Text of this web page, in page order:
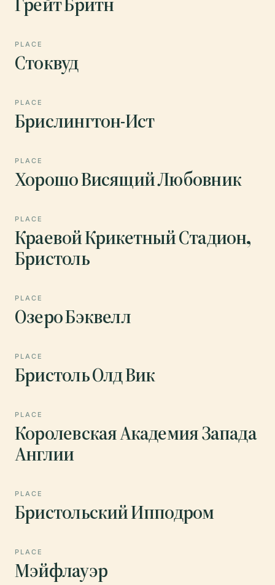
PLACE
Стоквуд
PLACE
Брислингтон-Ист
PLACE
Хорошо Висящий Любовник
PLACE
Краевой Крикетный Стадион,
Бристоль
PLACE
Озеро Бэквелл
PLACE
Бристоль Олд Вик
PLACE
Королевская Академия Запада
Англии
PLACE
Бристольский Ипподром
PLACE
Мэйфлауэр